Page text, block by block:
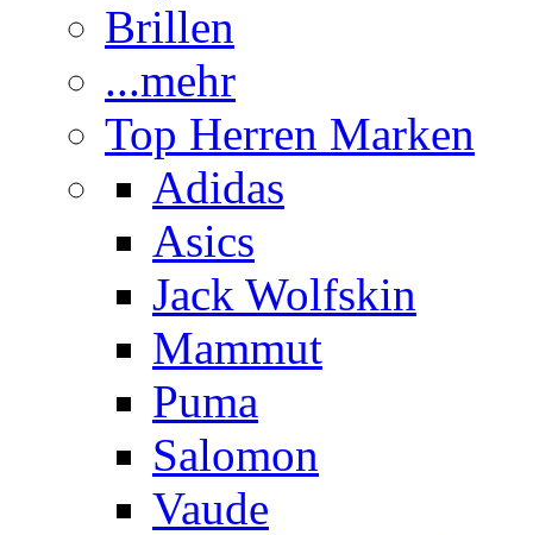
Brillen
...mehr
Top Herren Marken
Adidas
Asics
Jack Wolfskin
Mammut
Puma
Salomon
Vaude